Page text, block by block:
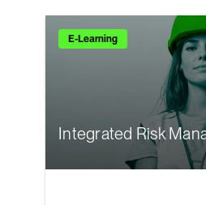
E-Learning
Integrated Risk